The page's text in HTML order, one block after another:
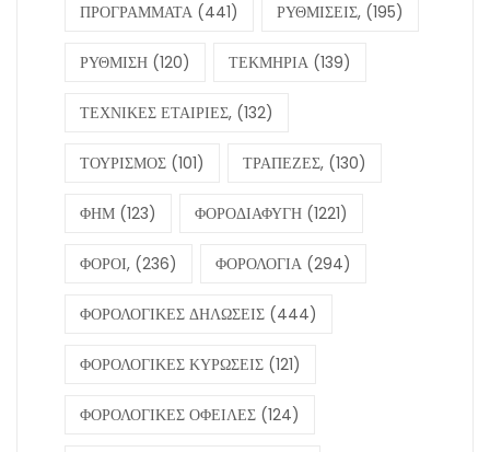
ΠΡΟΓΡΑΜΜΑΤΑ (441) ΡΥΘΜΙΣΕΙΣ, (195)
ΡΥΘΜΙΣΗ (120) ΤΕΚΜΗΡΙΑ (139)
ΤΕΧΝΙΚΕΣ ΕΤΑΙΡΙΕΣ, (132)
ΤΟΥΡΙΣΜΟΣ (101) ΤΡΑΠΕΖΕΣ, (130)
ΦΗΜ (123) ΦΟΡΟΔΙΑΦΥΓΗ (1221)
ΦΟΡΟΙ, (236) ΦΟΡΟΛΟΓΙΑ (294)
ΦΟΡΟΛΟΓΙΚΕΣ ΔΗΛΩΣΕΙΣ (444)
ΦΟΡΟΛΟΓΙΚΕΣ ΚΥΡΩΣΕΙΣ (121)
ΦΟΡΟΛΟΓΙΚΕΣ ΟΦΕΙΛΕΣ (124)